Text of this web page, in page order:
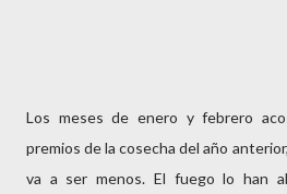
Los meses de enero y febrero
premios de la cosecha del año
va a ser menos. El fuego lo han